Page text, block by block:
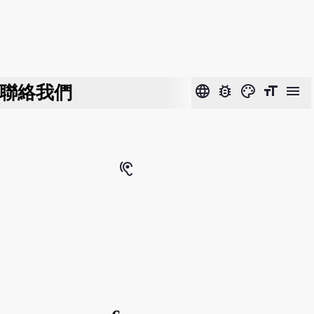
聯絡我們 language bug_report color_lens format_size menu
hearing